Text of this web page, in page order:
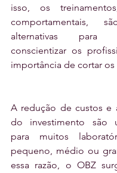
isso, os
comportamentais,
alternativas para
conscientizar os
importância de cortar os
A redução de custos e
do investimento são
para muitos
pequeno, médio ou
essa razão, o OBZ